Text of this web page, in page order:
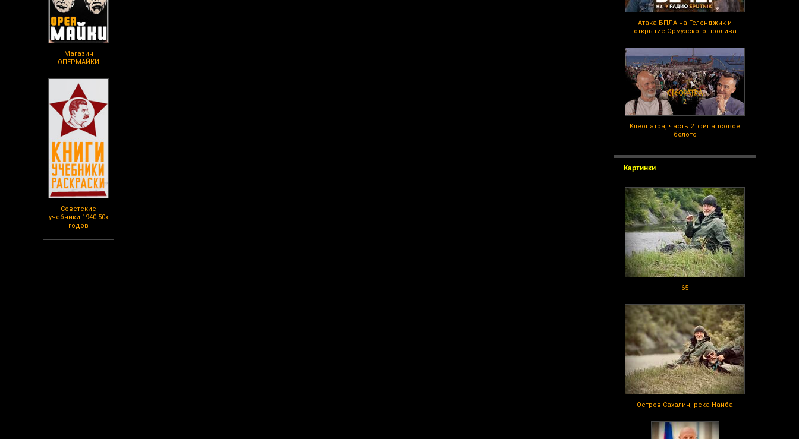
Магазин
ОПЕРМАЙКИ
Советские
учебники 1940-50х
годов
Атака БПЛА на Геленджик и
открытие Ормузского пролива
Клеопатра, часть 2: финансовое
болото
Картинки
65
Остров Сахалин, река Найба